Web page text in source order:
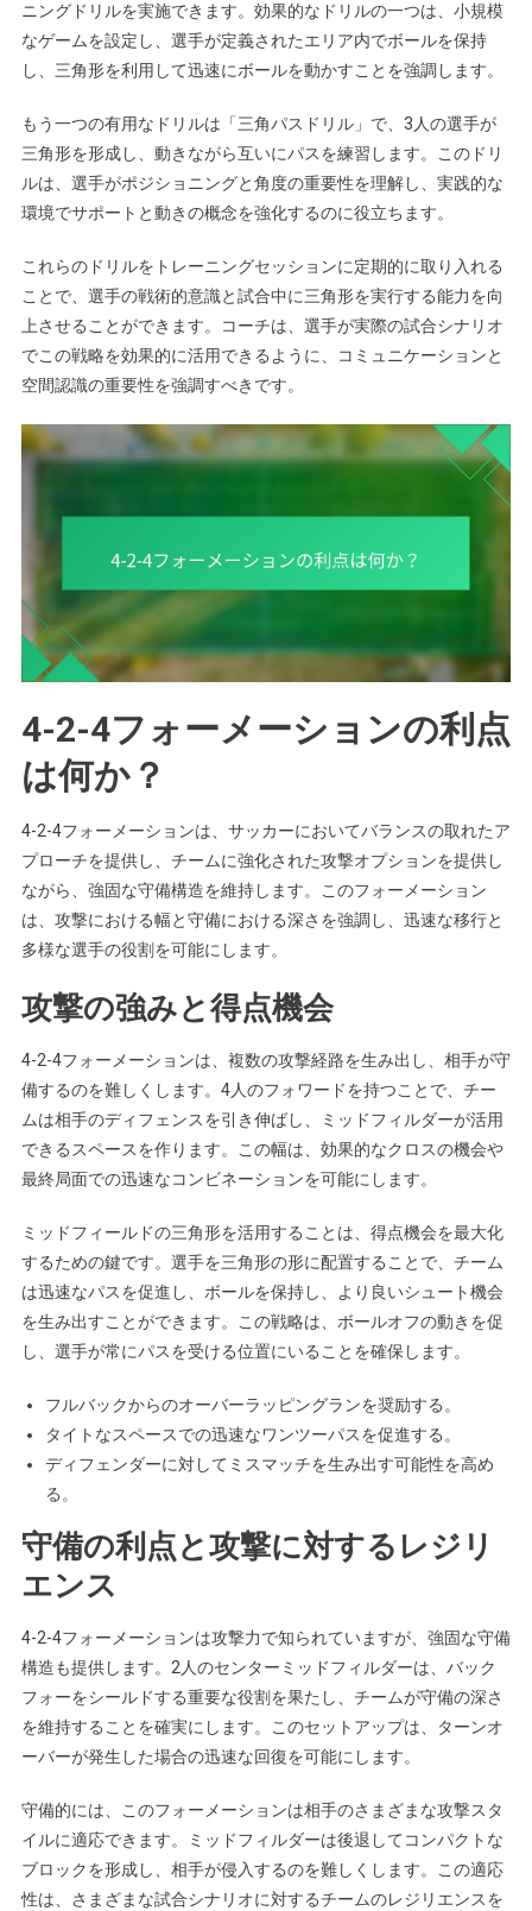
ニングドリルを実施できます。効果的なドリルの一つは、小規模
なゲームを設定し、選手が定義されたエリア内でボールを保持
し、三角形を利用して迅速にボールを動かすことを強調します。
もう一つの有用なドリルは「三角パスドリル」で、3人の選手が
三角形を形成し、動きながら互いにパスを練習します。このドリ
ルは、選手がポジショニングと角度の重要性を理解し、実践的な
環境でサポートと動きの概念を強化するのに役立ちます。
これらのドリルをトレーニングセッションに定期的に取り入れる
ことで、選手の戦術的意識と試合中に三角形を実行する能力を向
上させることができます。コーチは、選手が実際の試合シナリオ
でこの戦略を効果的に活用できるように、コミュニケーションと
空間認識の重要性を強調すべきです。
4-2-4フォーメーションの利点
は何か？
4-2-4フォーメーションは、サッカーにおいてバランスの取れたア
プローチを提供し、チームに強化された攻撃オプションを提供し
ながら、強固な守備構造を維持します。このフォーメーション
は、攻撃における幅と守備における深さを強調し、迅速な移行と
多様な選手の役割を可能にします。
攻撃の強みと得点機会
4-2-4フォーメーションは、複数の攻撃経路を生み出し、相手が守
備するのを難しくします。4人のフォワードを持つことで、チー
ムは相手のディフェンスを引き伸ばし、ミッドフィルダーが活用
できるスペースを作ります。この幅は、効果的なクロスの機会や
最終局面での迅速なコンビネーションを可能にします。
ミッドフィールドの三角形を活用することは、得点機会を最大化
するための鍵です。選手を三角形の形に配置することで、チーム
は迅速なパスを促進し、ボールを保持し、より良いシュート機会
を生み出すことができます。この戦略は、ボールオフの動きを促
し、選手が常にパスを受ける位置にいることを確保します。
フルバックからのオーバーラッピングランを奨励する。
タイトなスペースでの迅速なワンツーパスを促進する。
ディフェンダーに対してミスマッチを生み出す可能性を高め
る。
守備の利点と攻撃に対するレジリ
エンス
4-2-4フォーメーションは攻撃力で知られていますが、強固な守備
構造も提供します。2人のセンターミッドフィルダーは、バック
フォーをシールドする重要な役割を果たし、チームが守備の深さ
を維持することを確実にします。このセットアップは、ターンオ
ーバーが発生した場合の迅速な回復を可能にします。
守備的には、このフォーメーションは相手のさまざまな攻撃スタ
イルに適応できます。ミッドフィルダーは後退してコンパクトな
ブロックを形成し、相手が侵入するのを難しくします。この適応
性は、さまざまな試合シナリオに対するチームのレジリエンスを